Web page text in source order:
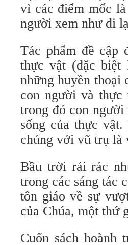
vì các điểm mốc
người xem như đi
Tác phẩm đề cập
thực vật (đặc biệt
những huyền thoại
con người và
trong đó con
sống của thực
chúng với vũ trụ là
Bầu trời rải rác
trong các sáng tác
tôn giáo về sự
của Chúa, một thứ
Cuốn sách hoành